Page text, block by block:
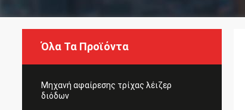
Όλα Τα Προϊόντα
Μηχανή αφαίρεσης τρίχας λέιζερ
διόδων